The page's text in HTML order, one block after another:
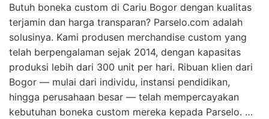
Butuh boneka custom di Cariu Bogor dengan kualitas
terjamin dan harga transparan? Parselo.com adalah
solusinya. Kami produsen merchandise custom yang
telah berpengalaman sejak 2014, dengan kapasitas
produksi lebih dari 300 unit per hari. Ribuan klien dari
Bogor — mulai dari individu, instansi pendidikan,
hingga perusahaan besar — telah mempercayakan
kebutuhan boneka custom mereka kepada Parselo. …